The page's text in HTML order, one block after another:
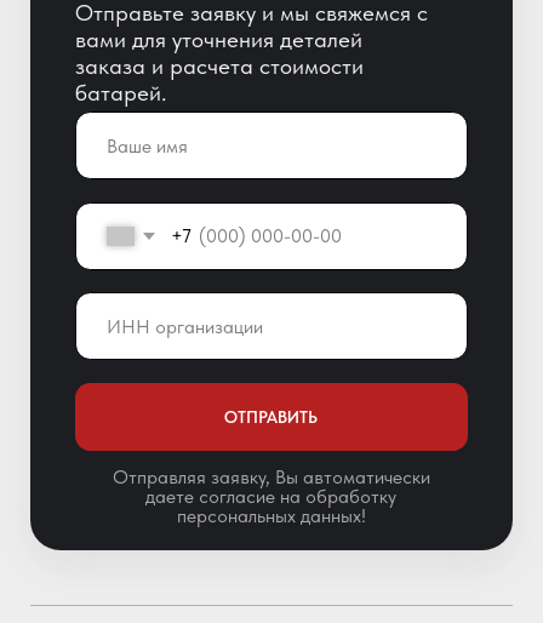
Отправляя заявку, Вы автоматически
даете согласие на обработку
персональных данных!
Особенности АКБ
О нас
info@yigitaku.ru
+7 (800) 600-51-65
Санкт-Петербург,
Краснопутиловская ул. 69, оф. 123